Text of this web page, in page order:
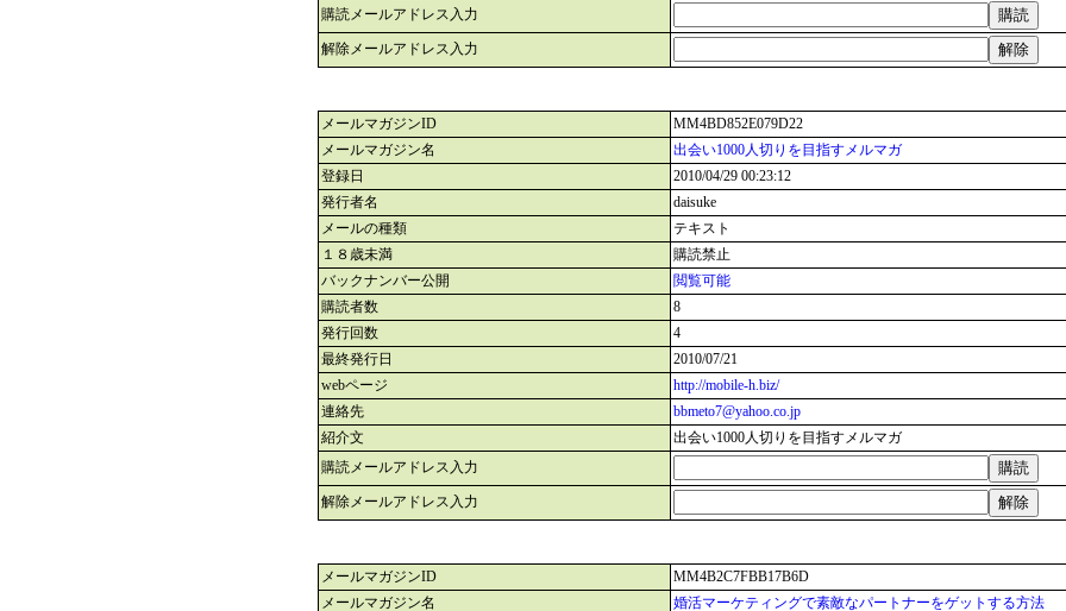
購読メールアドレス入力
解除メールアドレス入力
メールマガジンID
MM4BD852E079D22
メールマガジン名
出会い1000人切りを目指すメルマガ
登録日
2010/04/29 00:23:12
発行者名
daisuke
メールの種類
テキスト
１８歳未満
購読禁止
バックナンバー公開
閲覧可能
購読者数
8
発行回数
4
最終発行日
2010/07/21
webページ
http://mobile-h.biz/
連絡先
bbmeto7@yahoo.co.jp
紹介文
出会い1000人切りを目指すメルマガ
購読メールアドレス入力
解除メールアドレス入力
メールマガジンID
MM4B2C7FBB17B6D
メールマガジン名
婚活マーケティングで素敵なパートナーをゲットする方法